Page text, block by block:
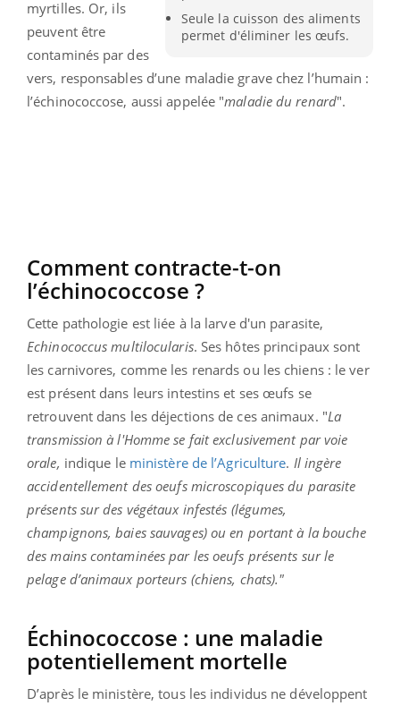
Seule la cuisson des aliments
permet d'éliminer les œufs.
myrtilles. Or, ils
peuvent être
contaminés par des
vers, responsables d’une maladie grave chez l’humain :
l’échinococcose, aussi appelée "maladie du renard".
Comment contracte-t-on
l’échinococcose ?
Cette pathologie est liée à la larve d'un parasite,
Echinococcus multilocularis. Ses hôtes principaux sont
les carnivores, comme les renards ou les chiens : le ver
est présent dans leurs intestins et ses œufs se
retrouvent dans les déjections de ces animaux. "La
transmission à l'Homme se fait exclusivement par voie
orale, indique le ministère de l’Agriculture. Il ingère
accidentellement des oeufs microscopiques du parasite
présents sur des végétaux infestés (légumes,
champignons, baies sauvages) ou en portant à la bouche
des mains contaminées par les oeufs présents sur le
pelage d’animaux porteurs (chiens, chats)."
Échinococcose : une maladie
potentiellement mortelle
D’après le ministère, tous les individus ne développent